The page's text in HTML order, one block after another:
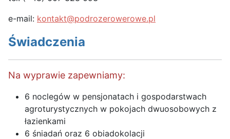
e-mail: kontakt@podrozerowerowe.pl
Świadczenia
Na wyprawie zapewniamy:
6 noclegów w pensjonatach i gospodarstwach
agroturystycznych w pokojach dwuosobowych z
łazienkami
6 śniadań oraz 6 obiadokolacji